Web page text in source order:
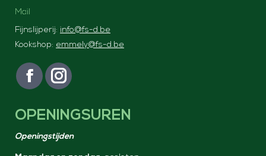
Mail
Fijnslijperij: info@fs-d.be
Kookshop: emmely@fs-d.be
Vind ons op:
F
c
I
OPENINGSUREN
Openingstijden